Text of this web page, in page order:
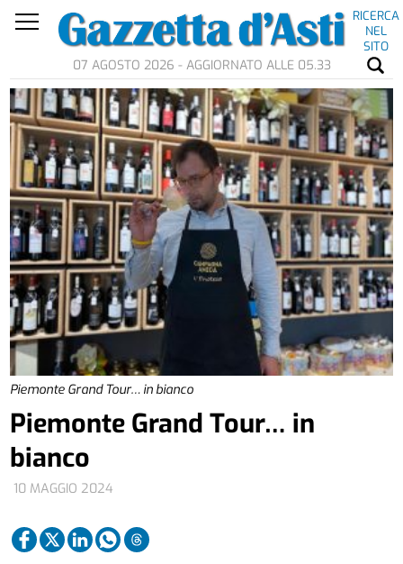
RICERCA
NEL
SITO
07 AGOSTO 2026 - AGGIORNATO ALLE 05.33
Piemonte Grand Tour… in bianco
10 MAGGIO 2024
Piemonte Grand Tour… in
bianco